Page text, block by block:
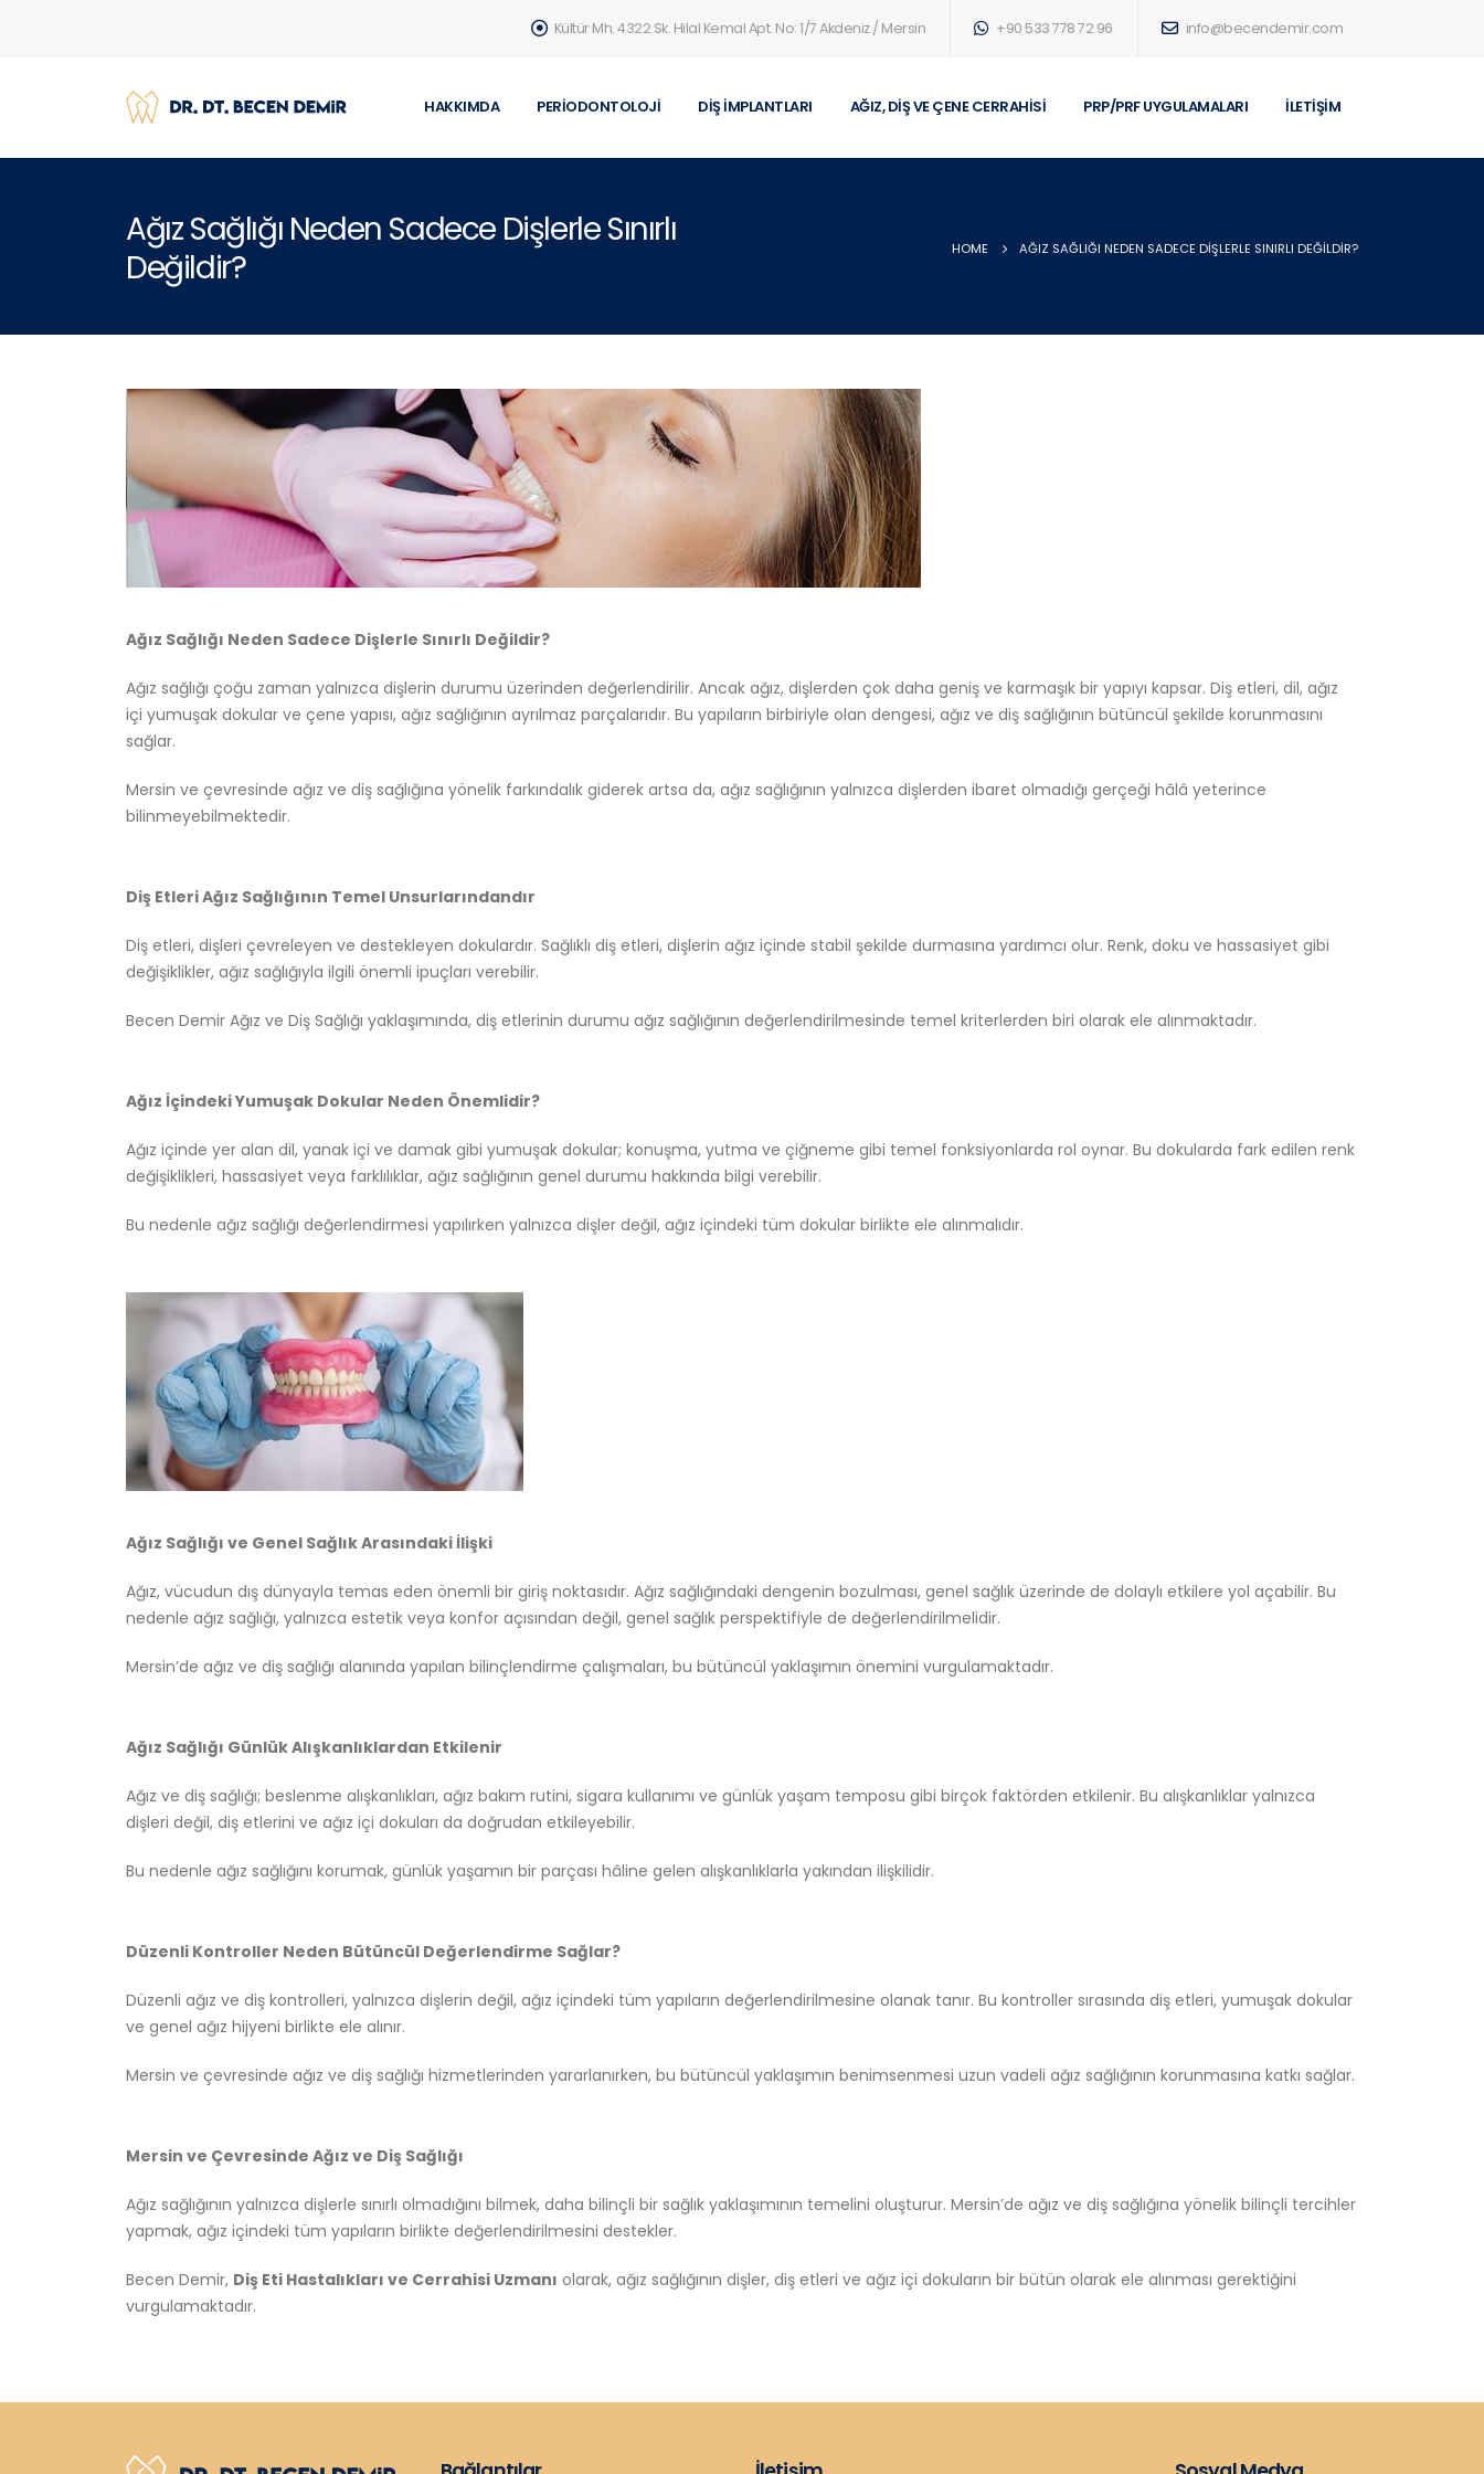
Kültür Mh. 4322 Sk. Hilal Kemal Apt. No: 1/7 Akdeniz / Mersin +90 533 778 72 96 info@becendemir.com
HAKKIMDA PERIODONTOLOJI DIŞ İMPLANTLARI AĞIZ, DIŞ VE ÇENE CERRAHISI PRP/PRF UYGULAMALARI İLETIŞIM
Ağız Sağlığı Neden Sadece Dişlerle Sınırlı
Değildir?
HOME AĞIZ SAĞLIĞI NEDEN SADECE DIŞLERLE SINIRLI DEĞILDIR?
Ağız Sağlığı Neden Sadece Dişlerle Sınırlı Değildir?
Ağız sağlığı çoğu zaman yalnızca dişlerin durumu üzerinden değerlendirilir. Ancak ağız, dişlerden çok daha geniş ve karmaşık bir yapıyı kapsar. Diş etleri, dil, ağız
içi yumuşak dokular ve çene yapısı, ağız sağlığının ayrılmaz parçalarıdır. Bu yapıların birbiriyle olan dengesi, ağız ve diş sağlığının bütüncül şekilde korunmasını
sağlar.
Mersin ve çevresinde ağız ve diş sağlığına yönelik farkındalık giderek artsa da, ağız sağlığının yalnızca dişlerden ibaret olmadığı gerçeği hâlâ yeterince
bilinmeyebilmektedir.
Diş Etleri Ağız Sağlığının Temel Unsurlarındandır
Diş etleri, dişleri çevreleyen ve destekleyen dokulardır. Sağlıklı diş etleri, dişlerin ağız içinde stabil şekilde durmasına yardımcı olur. Renk, doku ve hassasiyet gibi
değişiklikler, ağız sağlığıyla ilgili önemli ipuçları verebilir.
Becen Demir Ağız ve Diş Sağlığı yaklaşımında, diş etlerinin durumu ağız sağlığının değerlendirilmesinde temel kriterlerden biri olarak ele alınmaktadır.
Ağız İçindeki Yumuşak Dokular Neden Önemlidir?
Ağız içinde yer alan dil, yanak içi ve damak gibi yumuşak dokular; konuşma, yutma ve çiğneme gibi temel fonksiyonlarda rol oynar. Bu dokularda fark edilen renk
değişiklikleri, hassasiyet veya farklılıklar, ağız sağlığının genel durumu hakkında bilgi verebilir.
Bu nedenle ağız sağlığı değerlendirmesi yapılırken yalnızca dişler değil, ağız içindeki tüm dokular birlikte ele alınmalıdır.
Ağız Sağlığı ve Genel Sağlık Arasındaki İlişki
Ağız, vücudun dış dünyayla temas eden önemli bir giriş noktasıdır. Ağız sağlığındaki dengenin bozulması, genel sağlık üzerinde de dolaylı etkilere yol açabilir. Bu
nedenle ağız sağlığı, yalnızca estetik veya konfor açısından değil, genel sağlık perspektifiyle de değerlendirilmelidir.
Mersin’de ağız ve diş sağlığı alanında yapılan bilinçlendirme çalışmaları, bu bütüncül yaklaşımın önemini vurgulamaktadır.
Ağız Sağlığı Günlük Alışkanlıklardan Etkilenir
Ağız ve diş sağlığı; beslenme alışkanlıkları, ağız bakım rutini, sigara kullanımı ve günlük yaşam temposu gibi birçok faktörden etkilenir. Bu alışkanlıklar yalnızca
dişleri değil, diş etlerini ve ağız içi dokuları da doğrudan etkileyebilir.
Bu nedenle ağız sağlığını korumak, günlük yaşamın bir parçası hâline gelen alışkanlıklarla yakından ilişkilidir.
Düzenli Kontroller Neden Bütüncül Değerlendirme Sağlar?
Düzenli ağız ve diş kontrolleri, yalnızca dişlerin değil, ağız içindeki tüm yapıların değerlendirilmesine olanak tanır. Bu kontroller sırasında diş etleri, yumuşak dokular
ve genel ağız hijyeni birlikte ele alınır.
Mersin ve çevresinde ağız ve diş sağlığı hizmetlerinden yararlanırken, bu bütüncül yaklaşımın benimsenmesi uzun vadeli ağız sağlığının korunmasına katkı sağlar.
Mersin ve Çevresinde Ağız ve Diş Sağlığı
Ağız sağlığının yalnızca dişlerle sınırlı olmadığını bilmek, daha bilinçli bir sağlık yaklaşımının temelini oluşturur. Mersin’de ağız ve diş sağlığına yönelik bilinçli tercihler
yapmak, ağız içindeki tüm yapıların birlikte değerlendirilmesini destekler.
Becen Demir, Diş Eti Hastalıkları ve Cerrahisi Uzmanı olarak, ağız sağlığının dişler, diş etleri ve ağız içi dokuların bir bütün olarak ele alınması gerektiğini
vurgulamaktadır.